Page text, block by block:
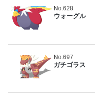
No.628
ウォーグル
No.697
ガチゴラス